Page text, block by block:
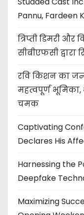
Pannu, Fardeen
त्रिप्ती डिमरी
सीबीएफसी
रवि किशन का
महत्वपूर्ण भूमिका,
चमक
Captivating
Declares His
Harnessing the
Deepfake
Maximizing